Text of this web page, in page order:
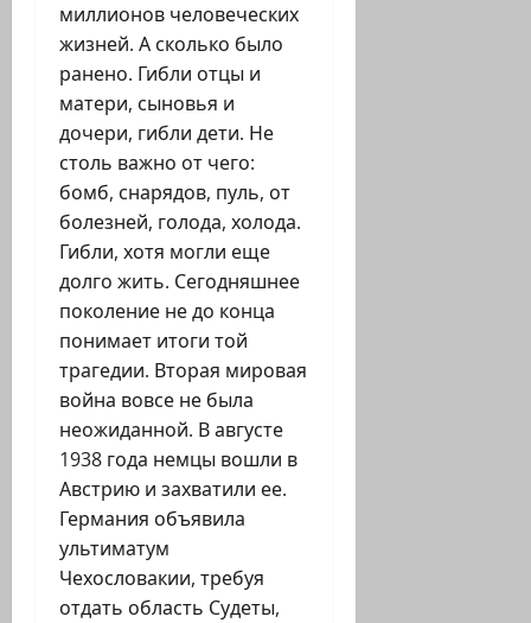
миллионов человеческих
жизней. А сколько было
ранено. Гибли отцы и
матери, сыновья и
дочери, гибли дети. Не
столь важно от чего:
бомб, снарядов, пуль, от
болезней, голода, холода.
Гибли, хотя могли еще
долго жить. Сегодняшнее
поколение не до конца
понимает итоги той
трагедии. Вторая мировая
война вовсе не была
неожиданной. В августе
1938 года немцы вошли в
Австрию и захватили ее.
Германия объявила
ультиматум
Чехословакии, требуя
отдать область Судеты,